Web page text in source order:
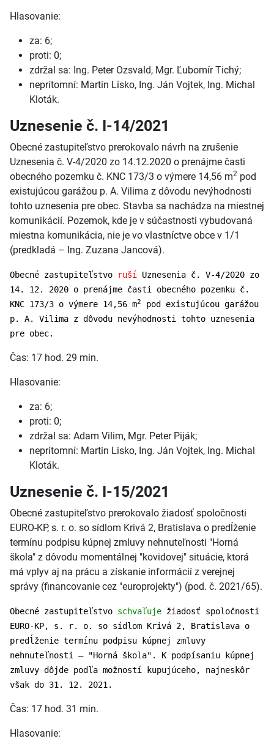
Hlasovanie:
za: 6;
proti: 0;
zdržal sa: Ing. Peter Ozsvald, Mgr. Ľubomír Tichý;
neprítomní: Martin Lisko, Ing. Ján Vojtek, Ing. Michal
Kloták.
Uznesenie č. I-14/2021
Obecné zastupiteľstvo prerokovalo návrh na zrušenie
Uznesenia č. V-4/2020 zo 14.12.2020 o prenájme časti
obecného pozemku č. KNC 173/3 o výmere 14,56 m2 pod
existujúcou garážou p. A. Vilima z dôvodu nevýhodnosti
tohto uznesenia pre obec. Stavba sa nachádza na miestnej
komunikácií. Pozemok, kde je v súčastnosti vybudovaná
miestna komunikácia, nie je vo vlastníctve obce v 1/1
(predkladá – Ing. Zuzana Jancová).
Obecné zastupiteľstvo ruší
Uznesenia č. V-4/2020 zo
14. 12. 2020 o prenájme časti obecného pozemku č.
KNC 173/3 o výmere 14,56 m2
pod existujúcou garážou
p. A. Vilima z dôvodu nevýhodnosti tohto uznesenia
pre obec.
Čas: 17 hod. 29 min.
Hlasovanie:
za: 6;
proti: 0;
zdržal sa: Adam Vilim, Mgr. Peter Piják;
neprítomní: Martin Lisko, Ing. Ján Vojtek, Ing. Michal
Kloták.
Uznesenie č. I-15/2021
Obecné zastupiteľstvo prerokovalo žiadosť spoločnosti
EURO-KP, s. r. o. so sídlom Krivá 2, Bratislava o predĺženie
termínu podpisu kúpnej zmluvy nehnuteľnosti "Horná
škola" z dôvodu momentálnej "kovidovej" situácie, ktorá
má vplyv aj na prácu a získanie informácií z verejnej
správy (financovanie cez "europrojekty") (pod. č. 2021/65).
Obecné zastupiteľstvo schvaľuje žiadosť spoločnosti
EURO-KP, s. r. o. so sídlom Krivá 2, Bratislava o
predĺženie termínu podpisu kúpnej zmluvy
nehnuteľnosti – "Horná škola". K podpísaniu kúpnej
zmluvy dôjde podľa možností kupujúceho, najneskôr
však do 31. 12. 2021.
Čas: 17 hod. 31 min.
Hlasovanie: